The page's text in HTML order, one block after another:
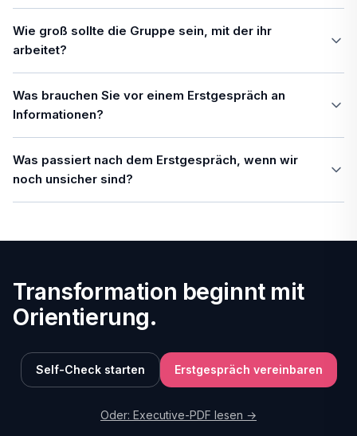
Wie groß sollte die Gruppe sein, mit der ihr
arbeitet?
Was brauchen Sie vor einem Erstgespräch an
Informationen?
Was passiert nach dem Erstgespräch, wenn wir
noch unsicher sind?
Transformation beginnt mit
Orientierung.
Self-Check starten Erstgespräch vereinbaren
Oder: Executive-PDF lesen →